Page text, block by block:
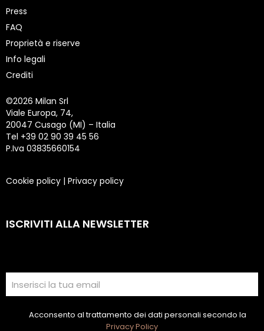
Press
FAQ
Proprietà e riserve
Info legali
Crediti
©2026 Milan Srl
Viale Europa, 74,
20047 Cusago (MI) – Italia
Tel +39 02 90 39 45 56
P.Iva 03835660154
Cookie policy | Privacy policy
ISCRIVITI ALLA NEWSLETTER
Acconsento al trattamento dei dati personali secondo la
Privacy Policy